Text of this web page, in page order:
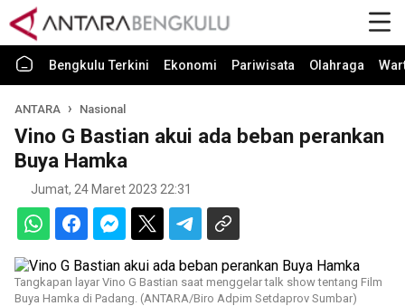
Bengkulu Terkini Ekonomi Pariwisata Olahraga
ANTARA Nasional
Vino G Bastian akui ada beban perankan
Buya Hamka
Jumat, 24 Maret 2023 22:31
Tangkapan layar Vino G Bastian saat menggelar talk show tentang Film
Buya Hamka di Padang. (ANTARA/Biro Adpim Setdaprov Sumbar)